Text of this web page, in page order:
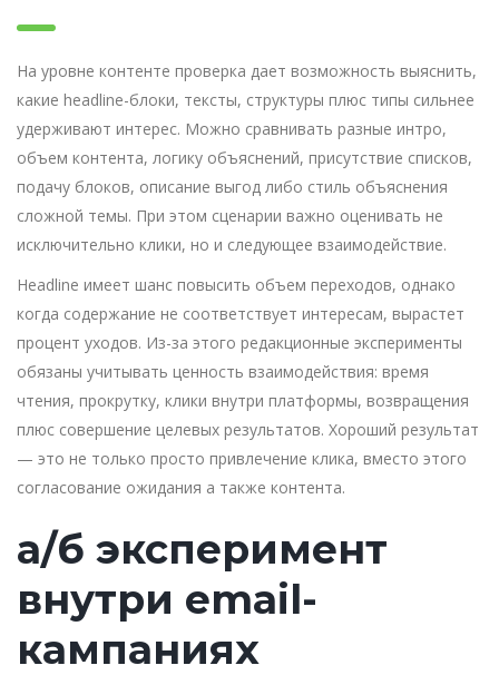
На уровне контенте проверка дает возможность выяснить,
какие headline-блоки, тексты, структуры плюс типы сильнее
удерживают интерес. Можно сравнивать разные интро,
объем контента, логику объяснений, присутствие списков,
подачу блоков, описание выгод либо стиль объяснения
сложной темы. При этом сценарии важно оценивать не
исключительно клики, но и следующее взаимодействие.
Headline имеет шанс повысить объем переходов, однако
когда содержание не соответствует интересам, вырастет
процент уходов. Из-за этого редакционные эксперименты
обязаны учитывать ценность взаимодействия: время
чтения, прокрутку, клики внутри платформы, возвращения
плюс совершение целевых результатов. Хороший результат
— это не только просто привлечение клика, вместо этого
согласование ожидания а также контента.
а/б эксперимент
внутри email-
кампаниях